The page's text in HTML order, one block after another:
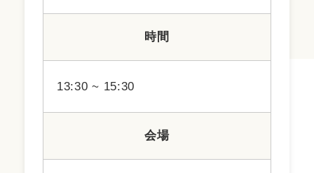
時間
13:30 ~ 15:30
会場